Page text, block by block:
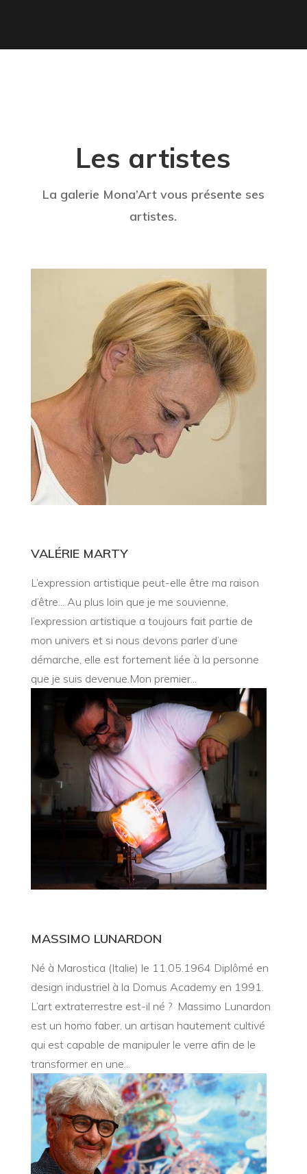
Les artistes
La galerie Mona’Art vous présente ses
artistes.
VALÉRIE MARTY
L’expression artistique peut-elle être ma raison
d’être... Au plus loin que je me souvienne,
l’expression artistique a toujours fait partie de
mon univers et si nous devons parler d’une
démarche, elle est fortement liée à la personne
que je suis devenue.Mon premier...
MASSIMO LUNARDON
Né à Marostica (Italie) le 11.05.1964 Diplômé en
design industriel à la Domus Academy en 1991.
L’art extraterrestre est-il né ? Massimo Lunardon
est un homo faber, un artisan hautement cultivé
qui est capable de manipuler le verre afin de le
transformer en une...